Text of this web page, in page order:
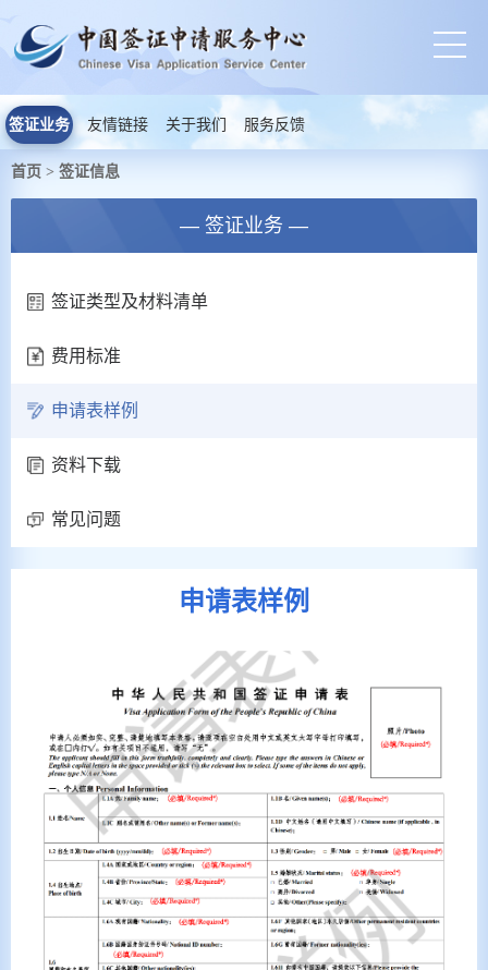
签证业务 友情链接 关于我们 服务反馈
首页 > 签证信息
— 签证业务 —
签证类型及材料清单
费用标准
申请表样例
资料下载
常见问题
申请表样例